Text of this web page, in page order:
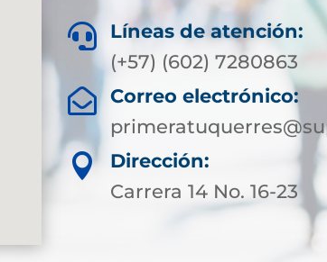

Líneas de atención:
(+57) (602) 7280863

Correo electrónico:

Dirección:
Carrera 14 No. 16-23